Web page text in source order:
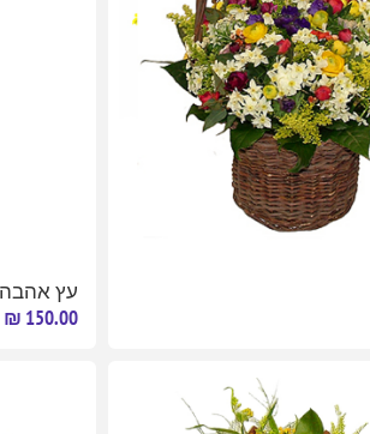
עץ אהבה lov1
150.00 ₪